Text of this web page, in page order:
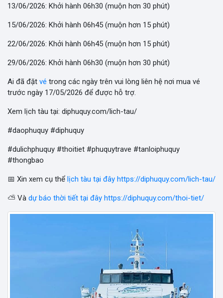
13/06/2026: Khởi hành 06h30 (muộn hơn 30 phút)
15/06/2026: Khởi hành 06h45 (muộn hơn 15 phút)
22/06/2026: Khởi hành 06h45 (muộn hơn 15 phút)
29/06/2026: Khởi hành 06h30 (muộn hơn 30 phút)
Ai đã đặt vé trong các ngày trên vui lòng liên hệ nơi mua vé
trước ngày 17/05/2026 để được hỗ trợ.
Xem lịch tàu tại: diphuquy.com/lich-tau/
#daophuquy #diphuquy
#dulichphuquy #thoitiet #phuquytrave #tanloiphuquy
#thongbao
📅 Xin xem cụ thể lịch tàu tại đây https://diphuquy.com/lich-tau/
⛅ Và dự báo thời tiết tại đây https://diphuquy.com/thoi-tiet/